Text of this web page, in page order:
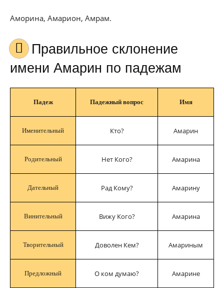
Аморина, Амарион, Амрам.
Правильное склонение
имени Амарин по падежам
Падеж Падежный вопрос Имя
Именительный Кто? Амарин
Родительный Нет Кого? Амарина
Дательный Рад Кому? Амарину
Винительный Вижу Кого? Амарина
Творительный Доволен Кем? Амариным
Предложный О ком думаю? Амарине